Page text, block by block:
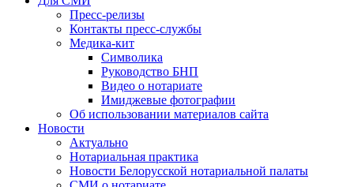
Пресс-релизы
Контакты пресс-службы
Медика-кит
Символика
Руководство БНП
Видео о нотариате
Имиджевые фотографии
Об использовании материалов сайта
Новости
Актуально
Нотариальная практика
Новости Белорусской нотариальной палаты